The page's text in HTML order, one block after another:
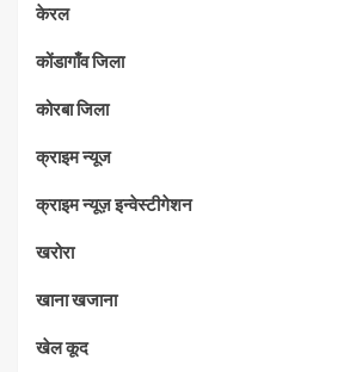
केरल
कोंडागाँव जिला
कोरबा जिला
क्राइम न्यूज
क्राइम न्यूज़ इन्वेस्टीगेशन
खरोरा
खाना खजाना
खेल कूद